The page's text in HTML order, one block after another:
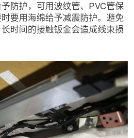
防护，可用波纹管、PVC管保
要用海绵给予减震防护。避免
时间的接触钣金会造成线束损